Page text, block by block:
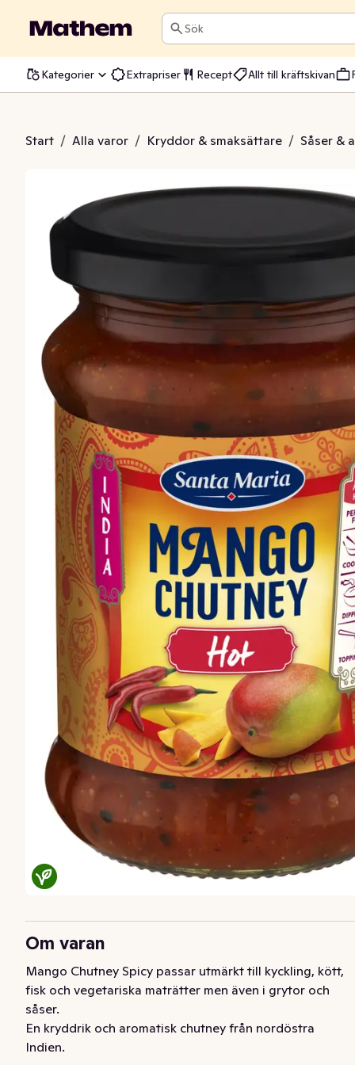
Sök
Kategorier Extrapriser Recept Allt till kräftskivan
Start / Alla varor / Kryddor & smaksättare / Såser &
Chutney Spicy
Om varan
Mango Chutney Spicy passar utmärkt till kyckling, kött,
fisk och vegetariska maträtter men även i grytor och
såser.
En kryddrik och aromatisk chutney från nordöstra
Indien.